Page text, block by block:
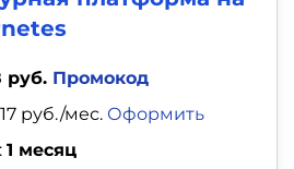
руб. Промокод
1 месяц
руб./мес. Оформить